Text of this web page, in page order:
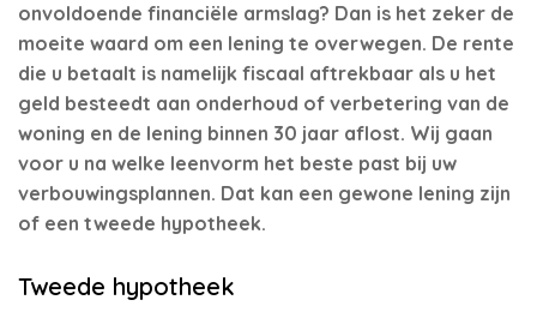
onvoldoende financiële armslag? Dan is het zeker de
moeite waard om een lening te overwegen. De rente
die u betaalt is namelijk fiscaal aftrekbaar als u het
geld besteedt aan onderhoud of verbetering van de
woning en de lening binnen 30 jaar aflost. Wij gaan
voor u na welke leenvorm het beste past bij uw
verbouwingsplannen. Dat kan een gewone lening zijn
of een tweede hypotheek.
Tweede hypotheek